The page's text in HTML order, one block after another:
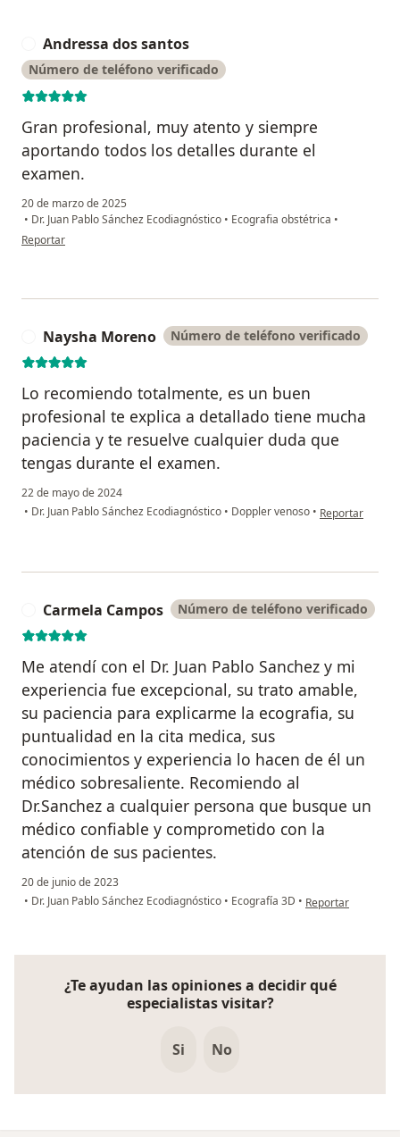
Andressa dos santos
Número de teléfono verificado
Gran profesional, muy atento y siempre
aportando todos los detalles durante el
examen.
20 de marzo de 2025
• Dr. Juan Pablo Sánchez Ecodiagnóstico • Ecografia obstétrica •
en opinión del usuario Andressa dos santos
Reportar
Naysha Moreno Número de teléfono verificado
Lo recomiendo totalmente, es un buen
profesional te explica a detallado tiene mucha
paciencia y te resuelve cualquier duda que
tengas durante el examen.
22 de mayo de 2024
• Dr. Juan Pablo Sánchez Ecodiagnóstico • Doppler venoso • en opinión del
Reportar
Carmela Campos Número de teléfono verificado
Me atendí con el Dr. Juan Pablo Sanchez y mi
experiencia fue excepcional, su trato amable,
su paciencia para explicarme la ecografia, su
puntualidad en la cita medica, sus
conocimientos y experiencia lo hacen de él un
médico sobresaliente. Recomiendo al
Dr.Sanchez a cualquier persona que busque un
médico confiable y comprometido con la
atención de sus pacientes.
20 de junio de 2023
• Dr. Juan Pablo Sánchez Ecodiagnóstico • Ecografía 3D • en opinión del
Reportar
¿Te ayudan las opiniones a decidir qué
especialistas visitar?
Si No